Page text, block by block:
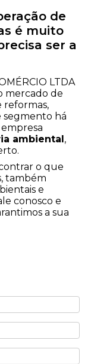
de
é muito
ser a
LTDA
mercado de
reformas,
segmento há
ambiental,
o que
também
e
conosco e
a sua